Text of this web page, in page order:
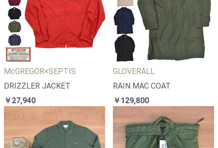
McGREGOR×SEPTIS
DRIZZLER JACKET
￥27,940
GLOVERALL
RAIN MAC COAT
￥129,800